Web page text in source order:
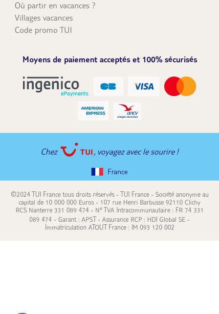
Où partir en vacances ?
Villages vacances
Code promo TUI
Moyens de paiement acceptés et 100% sécurisés
Chez , voyagez avec le sourire !
France
©2024 TUI France tous droits réservés - TUI France - Société anonyme au
capital de 10 000 000 Euros - 107 rue Henri Barbusse 92110 Clichy
RCS Nanterre 331 089 474 - N° TVA Intracommunautaire : FR 74 331
089 474 - Garant : APST - Assurance RCP : HDI Global SE -
Immatriculation ATOUT France : IM 093 120 002